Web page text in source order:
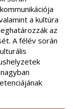
a kultúra
az
A félév során